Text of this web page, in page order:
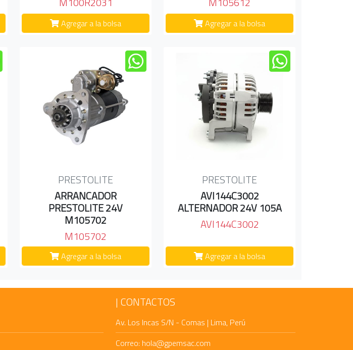
Agregar a la bolsa Agregar a la bolsa
PRESTOLITE
ARRANCADOR
PRESTOLITE 24V
M105702
M105702
Agregar a la bolsa
PRESTOLITE
AVI144C3002
ALTERNADOR 24V 105A
AVI144C3002
Agregar a la bolsa
CONTACTOS
Av. Los Incas S/N - Comas | Lima, Perú
Correo: hola@gpemsac.com